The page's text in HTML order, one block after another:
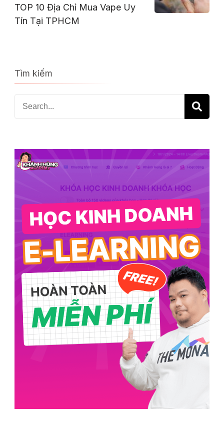
TOP 10 Địa Chỉ Mua Vape Uy
Tín Tại TPHCM
Tìm kiếm
Search
for: